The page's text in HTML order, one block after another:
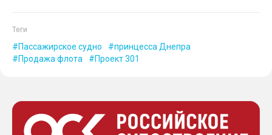
Теги
Пассажирское судно
принцесса Днепра
Продажа флота
Проект 301